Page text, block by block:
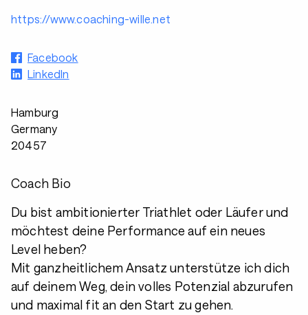
https://www.coaching-wille.net
Facebook
LinkedIn
Hamburg
Germany
20457
Coach Bio
Du bist ambitionierter Triathlet oder Läufer und
möchtest deine Performance auf ein neues
Level heben?
Mit ganzheitlichem Ansatz unterstütze ich dich
auf deinem Weg, dein volles Potenzial abzurufen
und maximal fit an den Start zu gehen.